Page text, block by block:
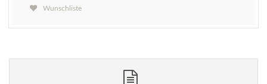
Wunschliste